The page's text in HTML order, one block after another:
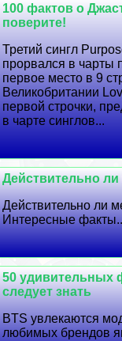
100 фактов о
поверите!
Третий сингл
прорвался в чарты
первое место в 9
Великобритании
первой строчки,
в чарте синглов...
Действительно
Действительно ли
Интересные
50 удивительных
следует знать
BTS увлекаются
любимых брендов